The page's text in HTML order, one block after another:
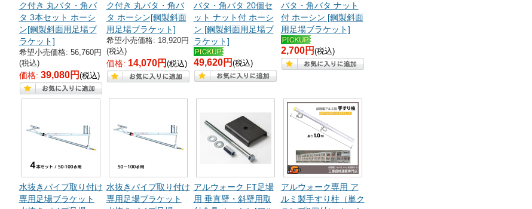
ク付き 丸バタ・角バ
タ 3本セット ホーシ
ン[鋼製斜面用足場ブ
ラケット]
希望小売価格: 56,760円
(税込)
価格: 39,080円 (税込)
ク付き 丸バタ・角バ
タ ホーシン[鋼製斜面
用足場ブラケット]
希望小売価格: 18,920円
(税込)
価格: 14,070円 (税込)
バタ・角バタ 20個セ
ット ナット付 ホーシ
ン [鋼製斜面用足場ブ
ラケット]
49,620円 (税込)
バタ・角バタ ナット
付 ホーシン [鋼製斜面
用足場ブラケット]
2,700円 (税込)
水抜きパイプ取り付け
専用足場ブラケット
水抜きパイプ取り付け
専用足場ブラケット
アルウォーク FT足場
用 垂直壁・斜壁用取
アルウォーク専用 ア
ルミ製手すり柱（単ク